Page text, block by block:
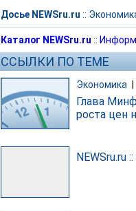
Досье NEWSru.ru ::
Каталог NEWSru.ru ::
ССЫЛКИ ПО ТЕМЕ
Экономика
Глава
роста цен
NEWSru.ru